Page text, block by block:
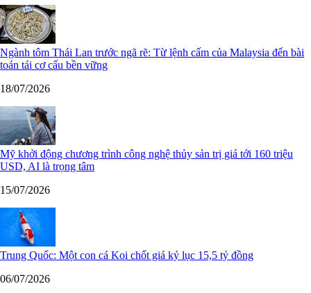
Ngành tôm Thái Lan trước ngã rẽ: Từ lệnh cấm của Malaysia đến bài
toán tái cơ cấu bền vững
18/07/2026
Mỹ khởi động chương trình công nghệ thủy sản trị giá tới 160 triệu
USD, AI là trọng tâm
15/07/2026
Trung Quốc: Một con cá Koi chốt giá kỷ lục 15,5 tỷ đồng
06/07/2026